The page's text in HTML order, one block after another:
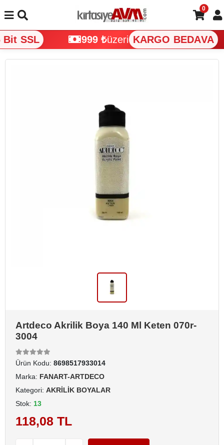
SSL 999 ₺ üzeri KARGO BEDAVA
0
Artdeco Akrilik Boya 140 Ml Keten 070r-
3004
Ürün Kodu: 8698517933014
Marka: FANART-ARTDECO
Kategori: AKRİLİK BOYALAR
Stok: 13
118,08 TL